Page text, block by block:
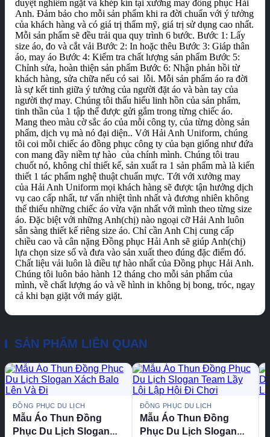
duyệt nghiêm ngặt và khép kín tại xưởng may đồng phục Hải
Anh. Đảm bảo cho mỗi sản phẩm khi ra đời chuẩn với ý tưởng
của khách hàng và có giá trị thẩm mỹ, giá trị sử dụng cao nhất.
Mỗi sản phẩm sẽ đều trải qua quy trình 6 bước. Bước 1: Lấy
size áo, đo và cắt vải Bước 2: In hoặc thêu Bước 3: Giáp thân
áo, may áo Bước 4: Kiểm tra chất lượng sản phẩm Bước 5:
Chỉnh sửa, hoàn thiện sản phẩm Bước 6: Nhận phản hồi từ
khách hàng, sửa chữa nếu có sai lỗi. Mỗi sản phẩm áo ra đời
là sự kết tinh giữa ý tưởng của người đặt áo và bàn tay của
người thợ may. Chúng tôi thấu hiểu linh hồn của sản phẩm,
tinh thần của 1 tập thể được gửi gắm trong từng chiếc áo.
Mang theo màu cờ sắc áo của mỗi công ty, của từng dòng sản
phẩm, dịch vụ mà nó đại diện.. Với Hải Anh Uniform, chúng
tôi coi mỗi chiếc áo đồng phục công ty của bạn giống như đứa
con mang đầy niềm tự hào của chính mình. Chúng tôi trau
chuốt nó, không chỉ thiết kế, sản xuất ra 1 sản phẩm mà là kiến
thiết 1 tác phẩm nghệ thuật chuẩn mực. Tới với xưởng may
của Hải Anh Uniform mọi khách hàng sẽ được tận hưởng dịch
vụ cao cấp nhất, tư vấn nhiệt tình nhất và đương nhiên không
thể thiếu những chiếc áo vừa vặn nhất với mình theo từng size
áo. Đặc biệt với những Anh(chị) nào ngoại cỡ Hải Anh luôn
sẵn sàng thiết kế riêng size áo. Chỉ cần Anh Chị cung cấp
chiều cao và cân nặng Đồng phục Hải Anh sẽ giúp Anh(chị)
lựa chọn size số và đưa vào sản xuất theo đúng đặc điểm đó.
Chất liệu vải luôn là điều tự hào nhất của Đồng phục Hải Anh.
Chúng tôi luôn bảo hành 12 tháng cho mỗi sản phẩm của
mình, về chất lượng áo và về hình in không bị bong, tróc, ngay
cả khi bạn giặt với máy giặt.
SẢN PHẨM LIÊN QUAN
ĐỒNG PHỤC DU LỊCH
Mẫu Áo Thun Đồng
Phục Du Lịch Slogan
ĐỒNG PHỤC DU LỊCH
Mẫu Áo Thun Đồng
Phục Du Lịch Slogan